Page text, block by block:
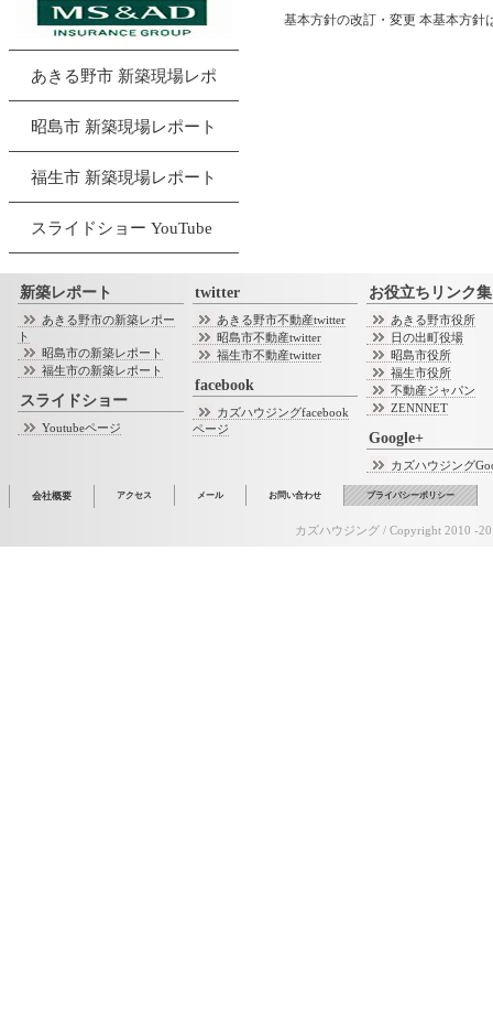
基本方針の改訂・変更 本基本方針
あきる野市 新築現場レポ
昭島市 新築現場レポート
福生市 新築現場レポート
スライドショー YouTube
新築レポート
あきる野市の新築レポー
ト
昭島市の新築レポート
福生市の新築レポート
スライドショー
Youtubeページ
twitter
あきる野市不動産twitter
昭島市不動産twitter
福生市不動産twitter
facebook
カズハウジングfacebook
ページ
お役立ちリンク集
あきる野市役所
日の出町役場
昭島市役所
福生市役所
不動産ジャパン
ZENNNET
Google+
カズハウジング
会社概要 アクセス メール お問い合わせ プライバシーポリシー
カズハウジング / Copyright 2010 -